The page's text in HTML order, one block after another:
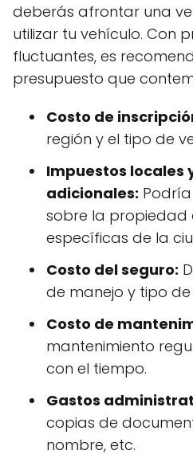
deberás afrontar una
utilizar tu vehículo. Con
fluctuantes, es
presupuesto que
Costo de
región y el tipo de
Impuestos locales
adicionales:
sobre la propiedad
específicas de la
Costo del seguro:
de manejo y tipo
Costo de
mantenimiento
con el tiempo.
Gastos
copias de
nombre, etc.